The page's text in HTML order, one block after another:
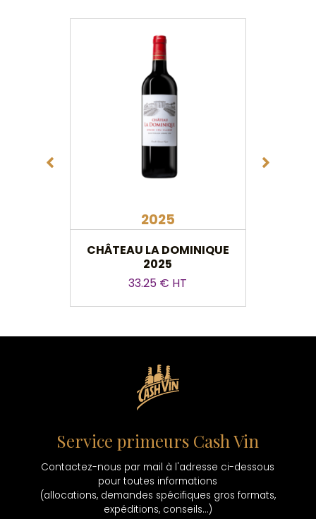
2025
CHÂTEAU LA DOMINIQUE
2025
33.25 € HT
Service primeurs Cash Vin
Contactez-nous par mail à l'adresse ci-dessous
pour toutes informations
(allocations, demandes spécifiques gros formats,
expéditions, conseils...)